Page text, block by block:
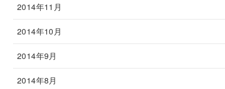
2014年11月
2014年10月
2014年9月
2014年8月